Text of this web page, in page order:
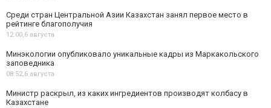
Среди стран Центральной Азии Казахстан занял первое место в
рейтинге благополучия
12:00,6 августа
Минэкологии опубликовало уникальные кадры из Маркакольского
заповедника
08:52,6 августа
Министр раскрыл, из каких ингредиентов производят колбасу в
Казахстане